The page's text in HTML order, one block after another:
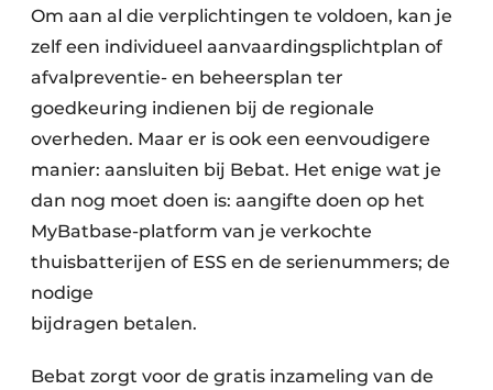
Om aan al die verplichtingen te voldoen, kan je
zelf een individueel aanvaardingsplichtplan of
afvalpreventie- en beheersplan ter
goedkeuring indienen bij de regionale
overheden. Maar er is ook een eenvoudigere
manier: aansluiten bij Bebat. Het enige wat je
dan nog moet doen is: aangifte doen op het
MyBatbase-platform van je verkochte
thuisbatterijen of ESS en de serienummers; de
nodige
bijdragen betalen.
Bebat zorgt voor de gratis inzameling van de